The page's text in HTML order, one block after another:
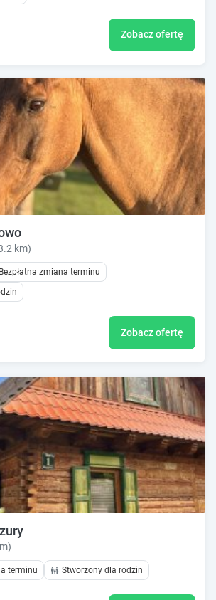
Zobacz ofertę
km)
Bezpłatna zmiana terminu
Zobacz ofertę
terminu Stworzony dla rodzin